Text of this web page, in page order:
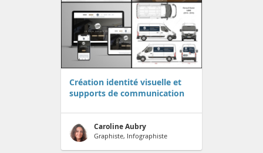
Création identité visuelle et
supports de communication
Caroline Aubry
Graphiste, Infographiste